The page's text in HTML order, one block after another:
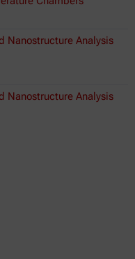
Nanostructure Analysis
Nanostructure Analysis